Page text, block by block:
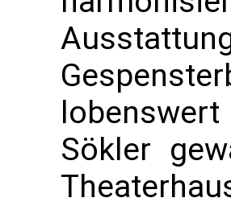
Sökler